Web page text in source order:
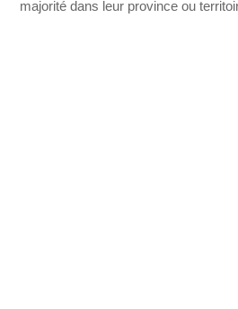
majorité dans leur province ou